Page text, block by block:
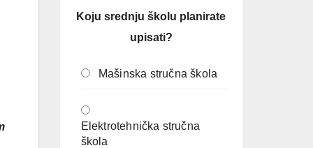
Koju srednju školu planirate
upisati?
Mašinska stručna škola
Elektrotehnička stručna
škola